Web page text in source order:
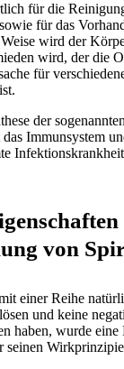
für die
für das
wird der
wird, der die
für
der
das Immunsystem
von
einer Reihe
und keine
haben, wurde
seinen